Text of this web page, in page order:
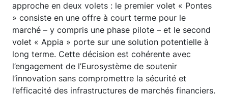
approche en deux volets : le premier volet « Pontes
» consiste en une offre à court terme pour le
marché – y compris une phase pilote – et le second
volet « Appia » porte sur une solution potentielle à
long terme. Cette décision est cohérente avec
l’engagement de l’Eurosystème de soutenir
l’innovation sans compromettre la sécurité et
l’efficacité des infrastructures de marchés financiers.